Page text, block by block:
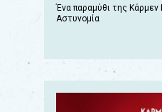
Ένα παραμύθι της Κάρμεν
Αστυνομία